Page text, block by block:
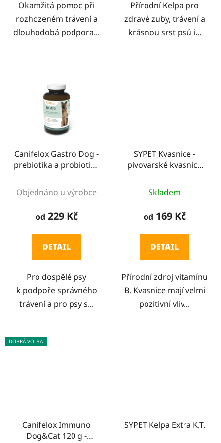
hvězdiček.
Okamžitá pomoc při
rozhozeném trávení a
dlouhodobá podpora...
hvězdiček.
Přírodní Kelpa pro
zdravé zuby, trávení a
krásnou srst psů i...
Canifelox Gastro Dog -
prebiotika a probiotika
hodnocení
produktu
je
5,0
z
hvězdiček.
Objednáno u výrobce
od 229 Kč
DETAIL
Pro dospělé psy
k podpoře správného
trávení a pro psy s...
SYPET Kvasnice -
pivovarské kvasnice
hodnocení
produktu
je
3,0
z
hvězdiček.
Skladem
od 169 Kč
DETAIL
Přírodní zdroj vitamínu
B. Kvasnice mají velmi
pozitivní vliv...
DOBRÁ VOLBA
Canifelox Immuno
Dog&Cat 120 g -
SYPET Kelpa Extra K.T.